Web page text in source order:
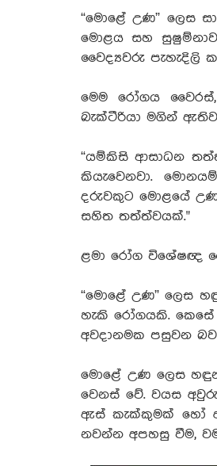
“මොළේ උණ” ලෙස
මොළය සහ
වෛද්‍යවරු පැහැදිලි
මෙම රෝගය
බැක්ටීරියා මගින්
“යම්කිසි ආසාධන
කියැවෙනවා.
දරුවකුට මොළයේ උණ
සහිත තත්ත්වයක්."
ළමා රෝග විශේෂඥ
“මොළේ උණ” ලෙස
හැකි රෝගයකි.
අවදානමක පසුවන
මොළේ උණ ලෙස
වෙනස් වේ. වයස
ඇස් කැක්කුමක් හෝ
නවන්න අපහසු වීම,